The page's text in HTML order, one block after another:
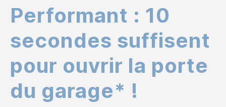
Performant : 10
secondes suffisent
pour ouvrir la porte
du garage* !